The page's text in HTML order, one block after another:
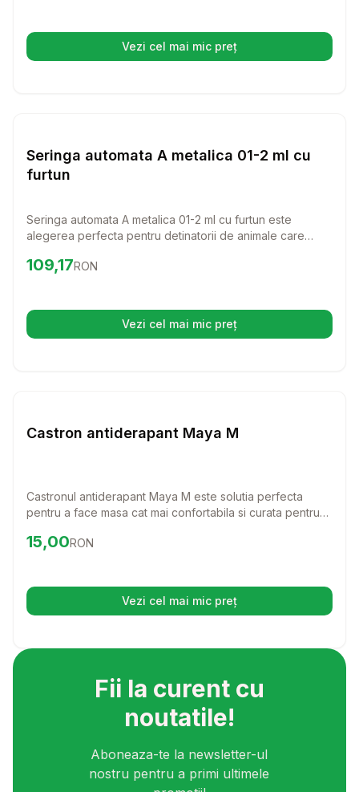
Vezi cel mai mic preț(se deschide într-o filă nouă)
Seringa automata A metalica 01-2 ml cu
furtun
Seringa automata A metalica 01-2 ml cu furtun este
alegerea perfecta pentru detinatorii de animale care
medicamentoase. Usor de utilizat si de curatat, acest
Preț:109.17
109,17RON
Vezi cel mai mic preț(se deschide într-o filă nouă)
Castron antiderapant Maya M
Castronul antiderapant Maya M este solutia perfecta
pentru a face masa cat mai confortabila si curata pentru
excelenta, acest castron va aduce un plus de confort si
Preț:15.00
15,00RON
Vezi cel mai mic preț(se deschide într-o filă nouă)
Fii la curent cu
noutatile!
Aboneaza-te la newsletter-ul
nostru pentru a primi ultimele